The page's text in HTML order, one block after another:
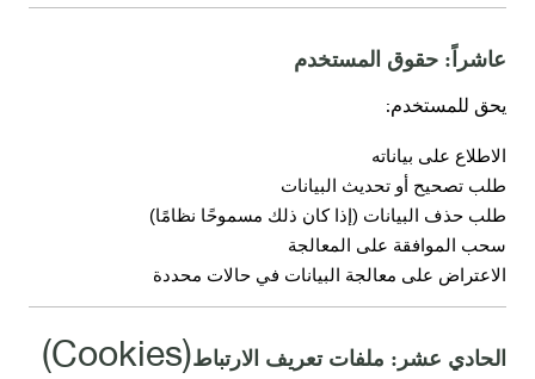
عاشراً: حقوق المستخدم
يحق للمستخدم:
الاطلاع على بياناته
طلب تصحيح أو تحديث البيانات
طلب حذف البيانات (إذا كان ذلك مسموحًا نظامًا)
سحب الموافقة على المعالجة
الاعتراض على معالجة البيانات في حالات محددة
الحادي عشر: ملفات تعريف الارتباط(Cookies)